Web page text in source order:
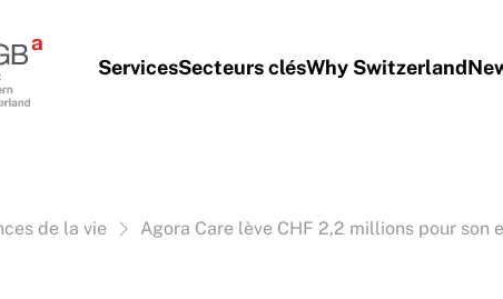
ServicesSecteurs clésWhy Switzerland
de la vie Agora Care lève CHF 2,2 millions pour son